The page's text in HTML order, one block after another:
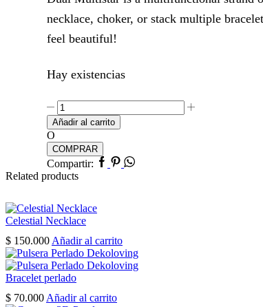
necklace, choker, or stack multiple
feel beautiful!
Hay existencias
Dual
Multistar
Necklace
Bracelet
cantidad
Añadir al carrito
O
COMPRAR
Compartir: Facebook
Pinterest
Whatsapp
Related products
Celestial Necklace
$ 150.000 Añadir al carrito
Bracelet perlado
$ 70.000 Añadir al carrito